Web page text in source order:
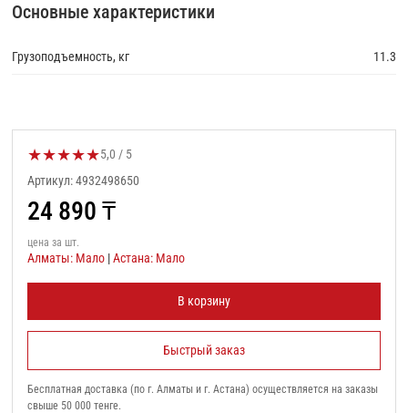
Основные характеристики
Грузоподъемность, кг 11.3
★★★★★Оценка товара:
5,0 / 5
Артикул: 4932498650
24 890 ₸
цена за шт.
Алматы: Мало |Астана: Мало
В корзину
Быстрый заказ
Бесплатная доставка (по г. Алматы и г. Астана) осуществляется на заказы
свыше 50 000 тенге.